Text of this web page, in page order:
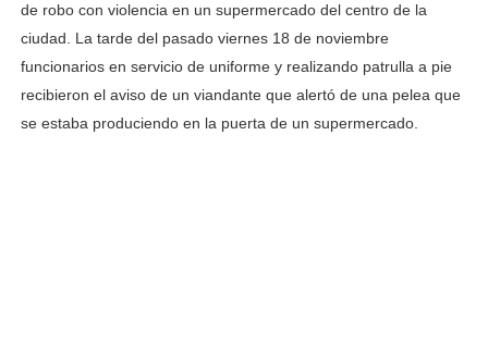
de robo con violencia en un supermercado del centro de la
ciudad. La tarde del pasado viernes 18 de noviembre
funcionarios en servicio de uniforme y realizando patrulla a pie
recibieron el aviso de un viandante que alertó de una pelea que
se estaba produciendo en la puerta de un supermercado.